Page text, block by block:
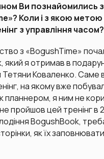
Ви познайомились з
Коли і з якою
з управління часом?
з «BogushTime»
який я отримав в
Тетяни Коваленко. Саме
на якому вже
планнером, я ним не
пройшов цей тренінг в
BogushBook,
як їх